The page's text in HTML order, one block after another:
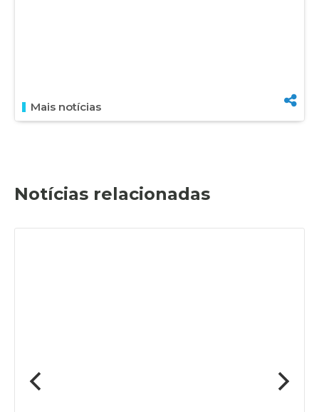
Mais notícias
Notícias relacionadas